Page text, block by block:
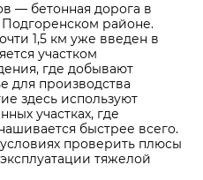
— бетонная дорога в
районе.
1,5 км уже введен в
участком
где добывают
для производства
здесь используют
участках, где
быстрее всего.
проверить плюсы
тяжелой